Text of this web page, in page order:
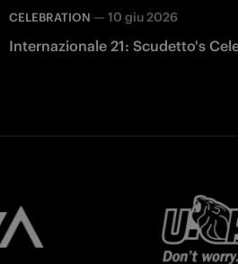
CELEBRATION — 10 giu 2026
Internazionale 21: Scudetto's